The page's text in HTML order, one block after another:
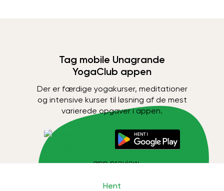
Tag mobile Unagrande
YogaClub appen
Der er færdige yogakurser, meditationer
og intensive kurser til løsning af de mest
varierede opgaver i appen.
Hent